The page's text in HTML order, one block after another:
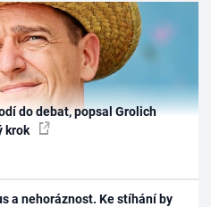
do debat, popsal Grolich
krok
a nehoráznost. Ke stíhání by